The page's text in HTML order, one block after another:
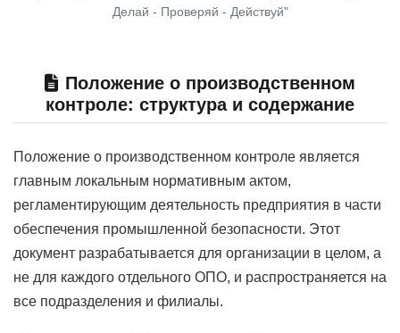
Делай - Проверяй - Действуй"
Положение о производственном
контроле: структура и содержание
Положение о производственном контроле является
главным локальным нормативным актом,
регламентирующим деятельность предприятия в части
обеспечения промышленной безопасности. Этот
документ разрабатывается для организации в целом, а
не для каждого отдельного ОПО, и распространяется на
все подразделения и филиалы.